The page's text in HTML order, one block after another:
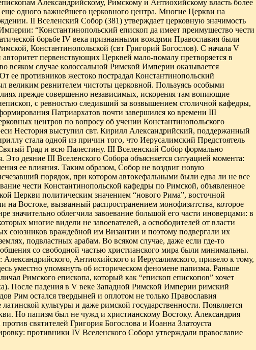
Александрийскому, Римскому и Антиохийскому власть более
одного важнейшего церковного центра. Многие Церкви на
II Вселенский Собор (381) утверждает церковную значимость
“Константинопольский епископ да имеет преимущество чести
борьбе IV века признанными вождями Православия были
Константинопольской (свт Григорий Богослов). С начала V
первенствующих Церквей мало-помалу претворяется в
всяком случае колоссальной Римской Империи оказывается
ее противников жестоко пострадал Константинопольский
великим ревнителем чистоты церковной. Пользуясь особыми
прежде совершенно независимых, искореняя там вопиющие
с ревностью следивший за возвышением столичной кафедры,
Патриархатов почти завершился ко времени III
центров по вопросу об учении Константинопольского
Нестория выступил свт. Кирилл Александрийский, поддержанный
стала одной из причин того, что Иерусалимский Предстоятель
Град и всю Палестину. III Вселенский Собор формально
деяние III Вселенского Собора объясняется ситуацией момента:
ее влияния. Таким образом, Собор не воздвиг новую
порядок, при котором автокефальными были едва ли не все
чести Константинопольской кафедры по Римской, объявленное
Церкви политическим значением “нового Рима”, восточной
Востоке, вызванный распространением монофизитства, которое
значительно облегчила завоевание большой его части иноверцами: в
многие видели не завоевателей, а освободителей от власти
союзников враждебной им Византии и поэтому подвергали их
подвластных арабам. Во всяком случае, даже если где-то
со свободной частью христианского мира были минимальны.
Антиохийского и Иерусалимского, привело к тому,
уместно упомянуть об историческом феномене папизма. Раньше
Римского епископа, который как “епископ епископов” хочет
После падения в V веке Западной Римской Империи римский
Рим остался твердыней и оплотом не только Православия
культуры и даже римской государственности. Появляется
Но папизм был не чужд и христианскому Востоку. Александрия
святителей Григория Богослова и Иоанна Златоуста
противники IV Вселенского Собора утверждали православие